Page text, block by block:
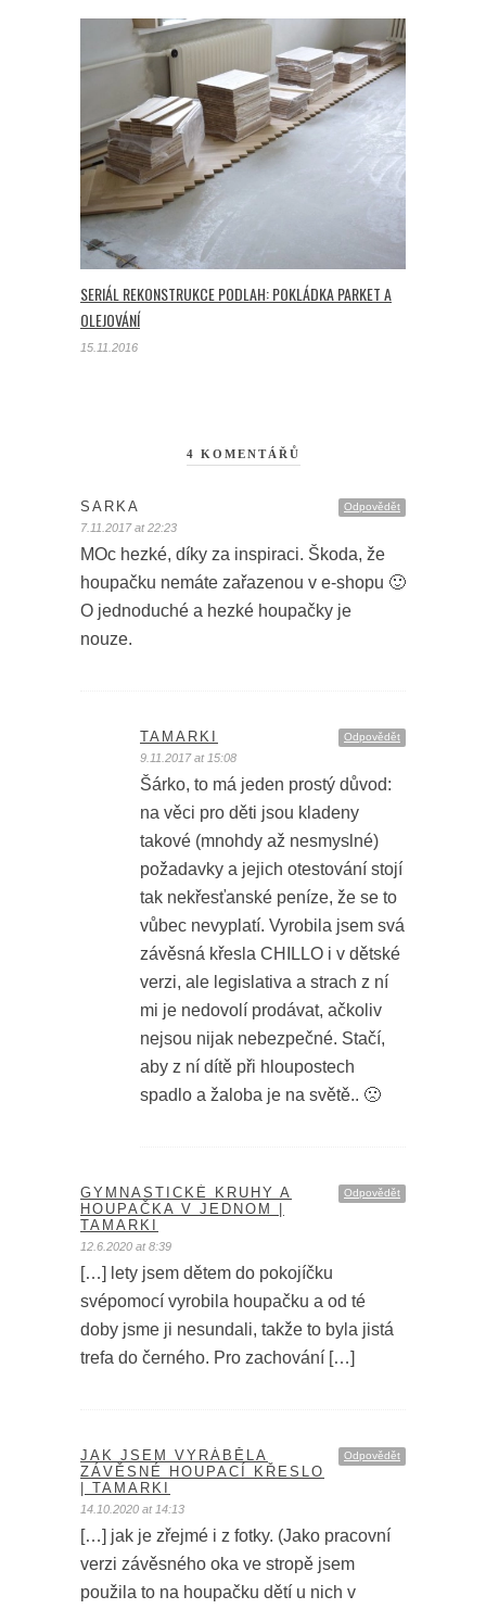
SERIÁL REKONSTRUKCE PODLAH: POKLÁDKA PARKET A
OLEJOVÁNÍ
15.11.2016
4 KOMENTÁŘŮ
Odpovědět
SARKA
7.11.2017 at 22:23
MOc hezké, díky za inspiraci. Škoda, že
houpačku nemáte zařazenou v e-shopu 🙂
O jednoduché a hezké houpačky je
nouze.
Odpovědět
TAMARKI
9.11.2017 at 15:08
Šárko, to má jeden prostý důvod:
na věci pro děti jsou kladeny
takové (mnohdy až nesmyslné)
požadavky a jejich otestování stojí
tak nekřesťanské peníze, že se to
vůbec nevyplatí. Vyrobila jsem svá
závěsná křesla CHILLO i v dětské
verzi, ale legislativa a strach z ní
mi je nedovolí prodávat, ačkoliv
nejsou nijak nebezpečné. Stačí,
aby z ní dítě při hloupostech
spadlo a žaloba je na světě.. 🙁
Odpovědět
GYMNASTICKÉ KRUHY A
HOUPAČKA V JEDNOM |
TAMARKI
12.6.2020 at 8:39
[…] lety jsem dětem do pokojíčku
svépomocí vyrobila houpačku a od té
doby jsme ji nesundali, takže to byla jistá
trefa do černého. Pro zachování […]
Odpovědět
JAK JSEM VYRÁBĚLA
ZÁVĚSNÉ HOUPACÍ KŘESLO
| TAMARKI
14.10.2020 at 14:13
[…] jak je zřejmé i z fotky. (Jako pracovní
verzi závěsného oka ve stropě jsem
použila to na houpačku dětí u nich v